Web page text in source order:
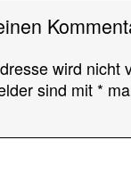
wird nicht
sind mit *